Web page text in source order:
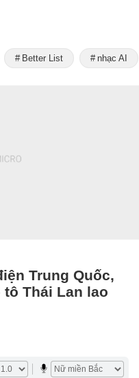
Better List nhạc AI
Trung Quốc,
Thái Lan lao